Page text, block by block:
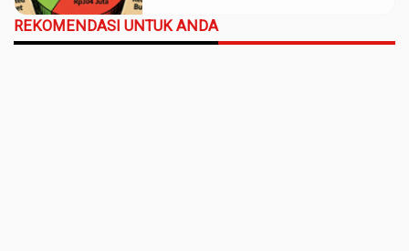
REKOMENDASI UNTUK ANDA